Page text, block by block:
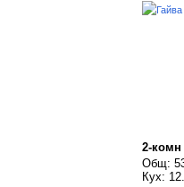
2-комн
Общ:
Кух: